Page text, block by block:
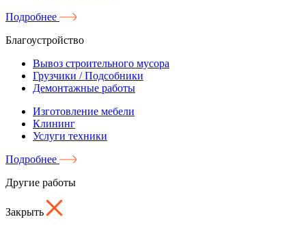
Подробнее
Благоустройство
Вывоз строительного мусора
Грузчики / Подсобники
Демонтажные работы
Изготовление мебели
Клининг
Услуги техники
Подробнее
Другие работы
Закрыть